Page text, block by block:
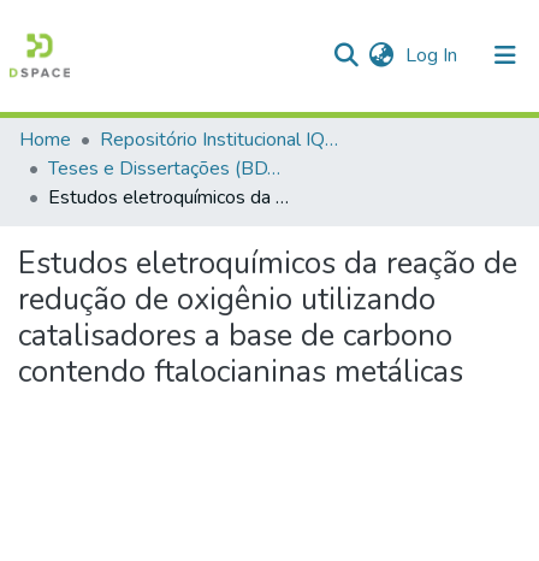
Log In (current)
Communities & Collections
All of DSpace
Statistics
Home
Repositório Institucional IQSC
Teses e Dissertações (BDTD USP)
Estudos eletroquímicos da reação de redução de oxigênio utilizando catalisadores a base de carbono contendo ftalocianinas metálicas
Estudos eletroquímicos da reação de
redução de oxigênio utilizando
catalisadores a base de carbono
contendo ftalocianinas metálicas